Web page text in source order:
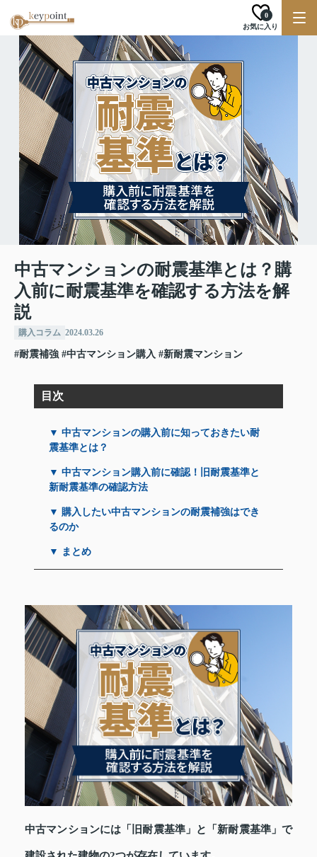
お気に入り
0
中古マンションの耐震基準とは？購
入前に耐震基準を確認する方法を解
説
購入コラム 2024.03.26
#耐震補強 #中古マンション購入 #新耐震マンション
目次
▼ 中古マンションの購入前に知っておきたい耐
震基準とは？
▼ 中古マンション購入前に確認！旧耐震基準と
新耐震基準の確認方法
▼ 購入したい中古マンションの耐震補強はでき
るのか
▼ まとめ
中古マンションには「旧耐震基準」と「新耐震基準」で